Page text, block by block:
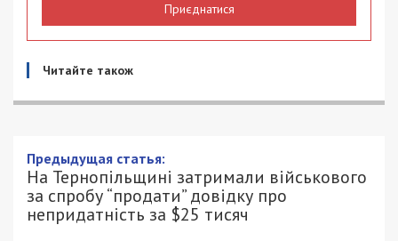
Приєднатися
Читайте також
Предыдущая статья:
На Тернопільщині затримали військового
за спробу “продати” довідку про
непридатність за $25 тисяч